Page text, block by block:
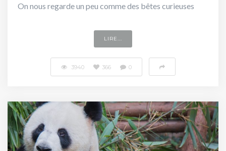
On nous regarde un peu comme des bêtes curieuses
LIRE...
3940 366 0